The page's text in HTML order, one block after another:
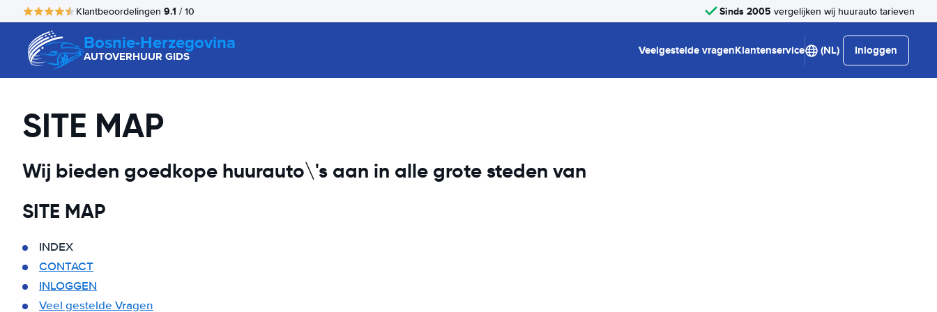
Klantbeoordelingen 9.1 / 10 Sinds 2005 vergelijken wij huurauto tarieven
Bosnie-Herzegovina
AUTOVERHUUR GIDS Veelgestelde vragenKlantenservice (NL) Inloggen
SITE MAP
Wij bieden goedkope huurauto\'s aan in alle grote steden van
SITE MAP
INDEX
CONTACT
INLOGGEN
Veel gestelde Vragen